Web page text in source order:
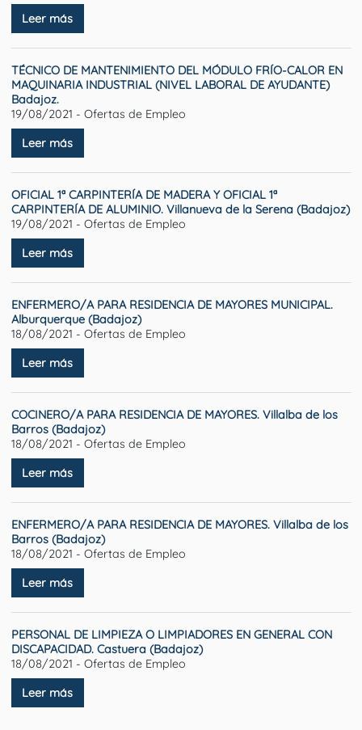
Leer más
TÉCNICO DE MANTENIMIENTO DEL MÓDULO FRÍO-CALOR EN
MAQUINARIA INDUSTRIAL (NIVEL LABORAL DE AYUDANTE)
Badajoz.
19/08/2021 - Ofertas de Empleo
Leer más
OFICIAL 1ª CARPINTERÍA DE MADERA Y OFICIAL 1ª
CARPINTERÍA DE ALUMINIO. Villanueva de la Serena (Badajoz)
19/08/2021 - Ofertas de Empleo
Leer más
ENFERMERO/A PARA RESIDENCIA DE MAYORES MUNICIPAL.
Alburquerque (Badajoz)
18/08/2021 - Ofertas de Empleo
Leer más
COCINERO/A PARA RESIDENCIA DE MAYORES. Villalba de los
Barros (Badajoz)
18/08/2021 - Ofertas de Empleo
Leer más
ENFERMERO/A PARA RESIDENCIA DE MAYORES. Villalba de los
Barros (Badajoz)
18/08/2021 - Ofertas de Empleo
Leer más
PERSONAL DE LIMPIEZA O LIMPIADORES EN GENERAL CON
DISCAPACIDAD. Castuera (Badajoz)
18/08/2021 - Ofertas de Empleo
Leer más